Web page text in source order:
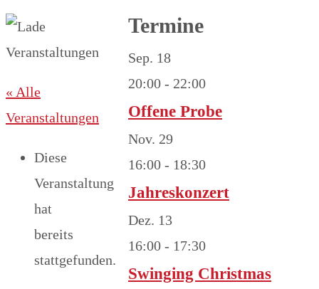
« Alle
Veranstaltungen
Diese
Veranstaltung
hat
bereits
stattgefunden.
Termine
Sep. 18
20:00 - 22:00
Offene Probe
Nov. 29
16:00 - 18:30
Jahreskonzert
Dez. 13
16:00 - 17:30
Swinging Christmas